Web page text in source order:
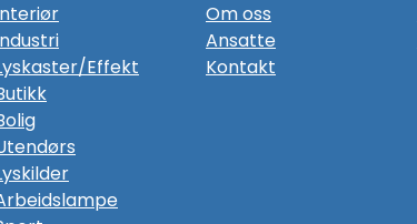
Effekt
Om oss
Ansatte
Kontakt